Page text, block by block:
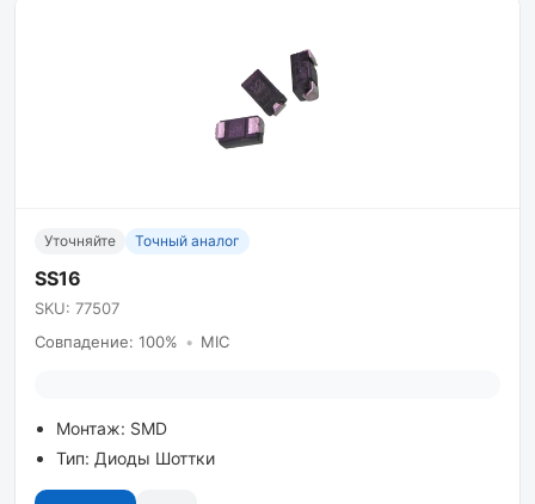
Уточняйте Точный аналог
SS16
SKU: 77507
Совпадение: 100% • MIC
Монтаж: SMD
Тип: Диоды Шоттки